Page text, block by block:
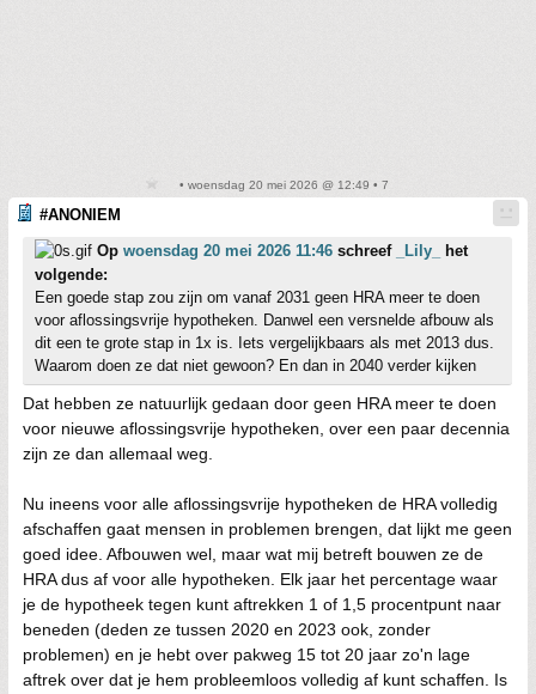
• woensdag 20 mei 2026 @ 12:49 • 7
#ANONIEM
Op woensdag 20 mei 2026 11:46 schreef _Lily_
het
volgende:
Een goede stap zou zijn om vanaf 2031 geen HRA meer te doen
voor aflossingsvrije hypotheken. Danwel een versnelde afbouw als
dit een te grote stap in 1x is. Iets vergelijkbaars als met 2013 dus.
Waarom doen ze dat niet gewoon? En dan in 2040 verder kijken
Dat hebben ze natuurlijk gedaan door geen HRA meer te doen
voor nieuwe aflossingsvrije hypotheken, over een paar decennia
zijn ze dan allemaal weg.
Nu ineens voor alle aflossingsvrije hypotheken de HRA volledig
afschaffen gaat mensen in problemen brengen, dat lijkt me geen
goed idee. Afbouwen wel, maar wat mij betreft bouwen ze de
HRA dus af voor alle hypotheken. Elk jaar het percentage waar
je de hypotheek tegen kunt aftrekken 1 of 1,5 procentpunt naar
beneden (deden ze tussen 2020 en 2023 ook, zonder
problemen) en je hebt over pakweg 15 tot 20 jaar zo'n lage
aftrek over dat je hem probleemloos volledig af kunt schaffen. Is